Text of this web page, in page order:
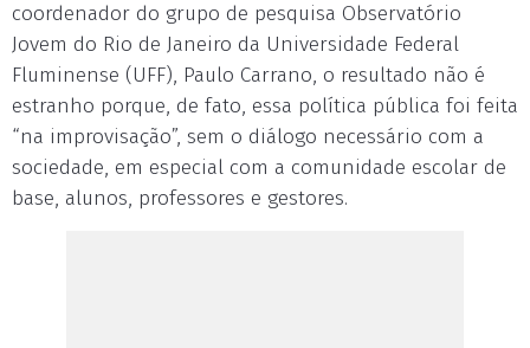
coordenador do grupo de pesquisa Observatório
Jovem do Rio de Janeiro da Universidade Federal
Fluminense (UFF), Paulo Carrano, o resultado não é
estranho porque, de fato, essa política pública foi feita
“na improvisação”, sem o diálogo necessário com a
sociedade, em especial com a comunidade escolar de
base, alunos, professores e gestores.